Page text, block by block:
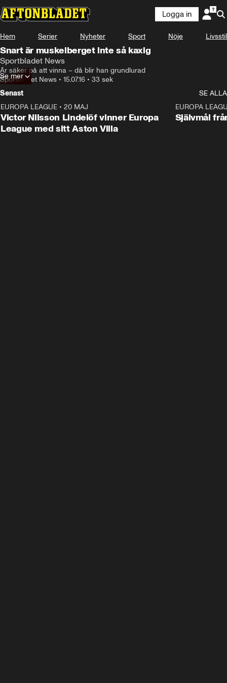
Logga in
Hem Serier Nyheter Sport Nöje Livsstil
Snart är muskelberget inte så kaxig
Sportbladet News
Är säker på att vinna – då blir han grundlurad
Sportbladet News • 15.07.16 • 33 sek
Se mer
Senast
SE ALLA
EUROPA LEAGUE • 20 MAJ
Victor Nilsson Lindelöf vinner Europa
League med sitt Aston Villa
EUROPA
Självmål